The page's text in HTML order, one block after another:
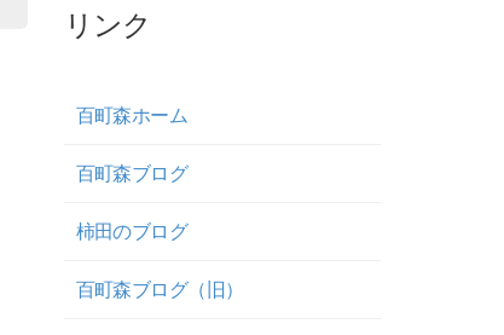
リンク
百町森ホーム
百町森ブログ
柿田のブログ
百町森ブログ（旧）